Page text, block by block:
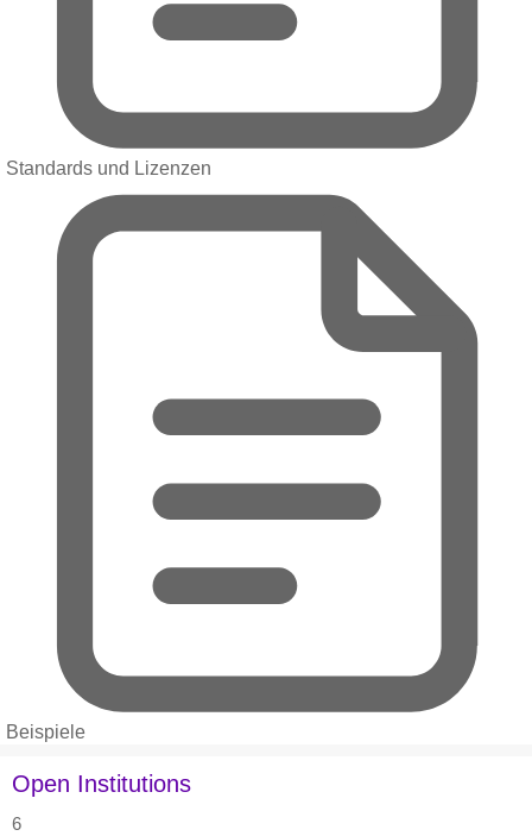
Standards und Lizenzen
Beispiele
Open Institutions
6